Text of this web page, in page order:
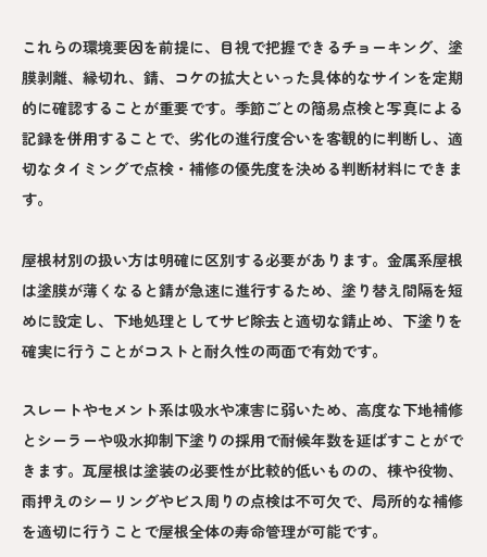
これらの環境要因を前提に、目視で把握できるチョーキング、塗
膜剥離、縁切れ、錆、コケの拡大といった具体的なサインを定期
的に確認することが重要です。季節ごとの簡易点検と写真による
記録を併用することで、劣化の進行度合いを客観的に判断し、適
切なタイミングで点検・補修の優先度を決める判断材料にできま
す。
屋根材別の扱い方は明確に区別する必要があります。金属系屋根
は塗膜が薄くなると錆が急速に進行するため、塗り替え間隔を短
めに設定し、下地処理としてサビ除去と適切な錆止め、下塗りを
確実に行うことがコストと耐久性の両面で有効です。
スレートやセメント系は吸水や凍害に弱いため、高度な下地補修
とシーラーや吸水抑制下塗りの採用で耐候年数を延ばすことがで
きます。瓦屋根は塗装の必要性が比較的低いものの、棟や役物、
雨押えのシーリングやビス周りの点検は不可欠で、局所的な補修
を適切に行うことで屋根全体の寿命管理が可能です。